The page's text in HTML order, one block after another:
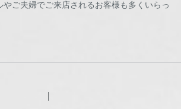
やご夫婦でご来店されるお客様も多くいらっ